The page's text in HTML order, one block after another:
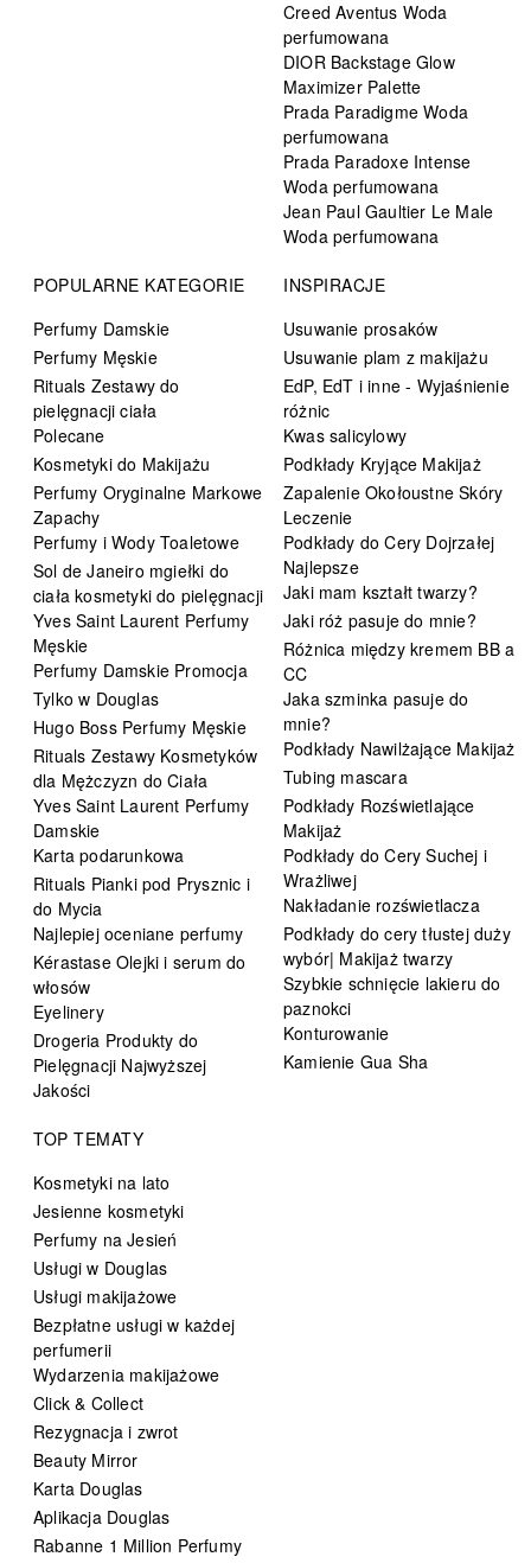
Creed Aventus Woda
perfumowana
DIOR Backstage Glow
Maximizer Palette
Prada Paradigme Woda
perfumowana
Prada Paradoxe Intense
Woda perfumowana
Jean Paul Gaultier Le Male
Woda perfumowana
POPULARNE KATEGORIE
Perfumy Damskie
Perfumy Męskie
Rituals Zestawy do
pielęgnacji ciała
Polecane
Kosmetyki do Makijażu
Perfumy Oryginalne Markowe
Zapachy
Perfumy i Wody Toaletowe
Sol de Janeiro mgiełki do
ciała kosmetyki do pielęgnacji
Yves Saint Laurent Perfumy
Męskie
Perfumy Damskie Promocja
Tylko w Douglas
Hugo Boss Perfumy Męskie
Rituals Zestawy Kosmetyków
dla Mężczyzn do Ciała
Yves Saint Laurent Perfumy
Damskie
Karta podarunkowa
Rituals Pianki pod Prysznic i
do Mycia
Najlepiej oceniane perfumy
Kérastase Olejki i serum do
włosów
Eyelinery
Drogeria Produkty do
Pielęgnacji Najwyższej
Jakości
INSPIRACJE
Usuwanie prosaków
Usuwanie plam z makijażu
EdP, EdT i inne - Wyjaśnienie
różnic
Kwas salicylowy
Podkłady Kryjące Makijaż
Zapalenie Okołoustne Skóry
Leczenie
Podkłady do Cery Dojrzałej
Najlepsze
Jaki mam kształt twarzy?
Jaki róż pasuje do mnie?
Różnica między kremem BB a
CC
Jaka szminka pasuje do
mnie?
Podkłady Nawilżające Makijaż
Tubing mascara
Podkłady Rozświetlające
Makijaż
Podkłady do Cery Suchej i
Wrażliwej
Nakładanie rozświetlacza
Podkłady do cery tłustej duży
wybór| Makijaż twarzy
Szybkie schnięcie lakieru do
paznokci
Konturowanie
Kamienie Gua Sha
TOP TEMATY
Kosmetyki na lato
Jesienne kosmetyki
Perfumy na Jesień
Usługi w Douglas
Usługi makijażowe
Bezpłatne usługi w każdej
perfumerii
Wydarzenia makijażowe
Click & Collect
Rezygnacja i zwrot
Beauty Mirror
Karta Douglas
Aplikacja Douglas
Rabanne 1 Million Perfumy